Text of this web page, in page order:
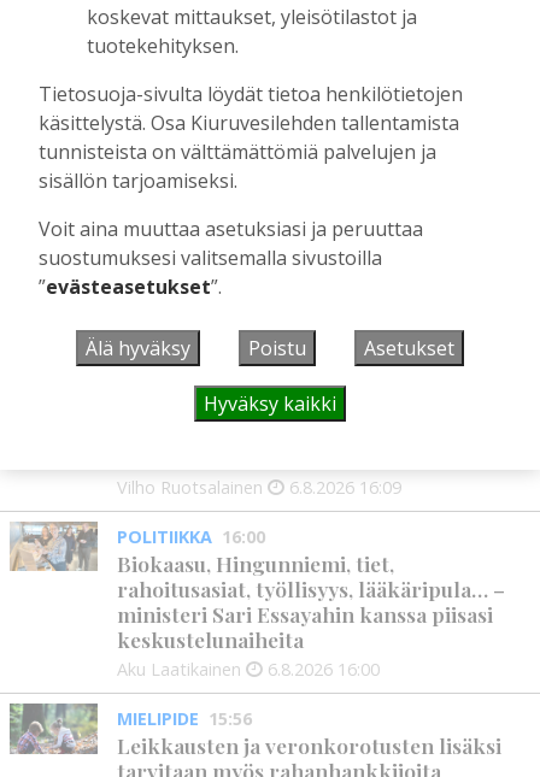
toinen kirjoittaja ovat kotoisin
Kiuruveden Ruutanalta
Aku Laatikainen 22.7.2026 11:00
Suuret kuolonvuodet tekivät tuhojaan
Kiuruvedellä 1600-luvun lopulla
Sami Tapanainen 22.7.2026 09:00
UUSIMMAT
16:09
Kuinka kauan Kiuruveden pyöräteiden
Vilho Ruotsalainen 6.8.2026 16:09
POLITIIKKA 16:00
Biokaasu, Hingunniemi, tiet,
rahoitusasiat, työllisyys, lääkäripula… –
ministeri Sari Essayahin kanssa piisasi
keskustelunaiheita
Aku Laatikainen 6.8.2026 16:00
MIELIPIDE 15:56
Leikkausten ja veronkorotusten lisäksi
tarvitaan myös rahanhankkijoita
koskevat mittaukset, yleisötilastot ja
tuotekehityksen.
Tietosuoja-sivulta löydät tietoa henkilötietojen
käsittelystä. Osa Kiuruvesilehden tallentamista
tunnisteista on välttämättömiä palvelujen ja
sisällön tarjoamiseksi.
Voit aina muuttaa asetuksiasi ja peruuttaa
suostumuksesi valitsemalla sivustoilla
”evästeasetukset”.
Älä hyväksy Poistu Asetukset
Hyväksy kaikki